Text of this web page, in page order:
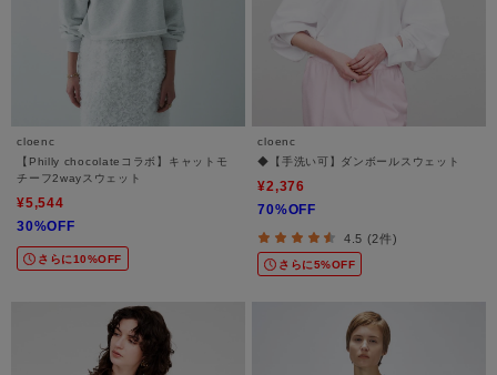
cloenc
【Philly chocolateコラボ】キャットモ
チーフ2wayスウェット
¥5,544
30%OFF
さらに10%OFF
cloenc
◆【手洗い可】ダンボールスウェット
¥2,376
70%OFF
4.5 (2件)
さらに5%OFF